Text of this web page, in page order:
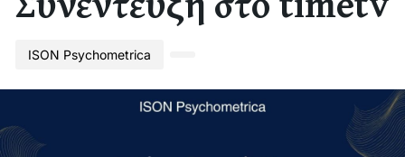
ISON Psychometrica